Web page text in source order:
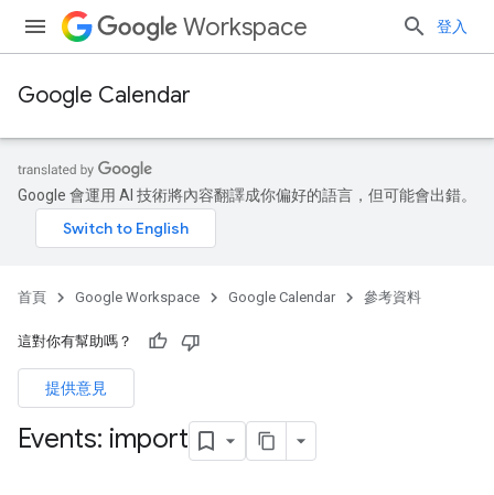
Workspace 登入
Google Calendar
Google 會運用 AI 技術將內容翻譯成你偏好的語言，但可能會出錯。
首頁 Google Workspace Google Calendar 參考資料
這對你有幫助嗎？
提供意見
Events: import